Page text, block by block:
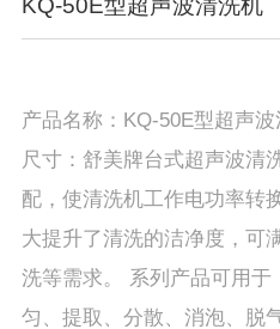
KQ-50E型超声波清洗机
产品名称：KQ-50E型超声
尺寸：舒美牌台式超声波清
配，使清洗机工作电功率转
大提升了清洗的洁净度，可
洗等需求。 系列产品可用于
匀、提取、分散、消泡、脱